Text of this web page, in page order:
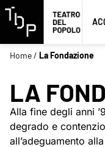
Home/ La Fondazione
LA
Alla fine degli anni
degrado e
all’adeguamento